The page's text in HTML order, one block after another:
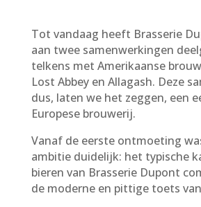
Tot vandaag heeft Brasserie
aan twee samenwerkingen
telkens met Amerikaanse
Lost Abbey en Allagash. Deze
dus, laten we het zeggen, een
Europese brouwerij.
Vanaf de eerste ontmoeting
ambitie duidelijk: het typische
bieren van Brasserie Dupont
de moderne en pittige toets